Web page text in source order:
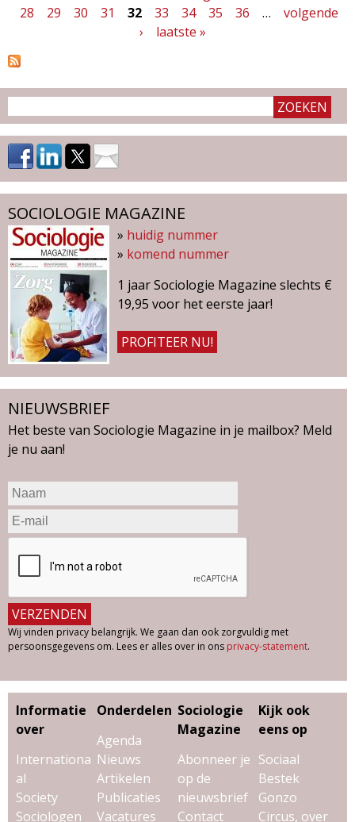
g
i
n
a
'
s
28
29 30 31 32 33 34 35 36 …
volgende
›
laatste »
SOCIOLOGIE MAGAZINE
» huidig nummer
» komend nummer
1 jaar Sociologie Magazine slechts €
19,95 voor het eerste jaar!
PROFITEER NU!
NIEUWSBRIEF
Het beste van Sociologie Magazine in je mailbox? Meld
je nu aan!
Wij vinden privacy belangrijk. We gaan dan ook zorgvuldig met
persoonsgegevens om. Lees er alles over in ons privacy-statement.
Informatie
over
Internationa
al
Society
Sociologen
Onderdelen
Agenda
Nieuws
Artikelen
Publicaties
Vacatures
Sociologie
Magazine
Abonneer je
op de
nieuwsbrief
Contact
Kijk ook
eens op
Sociaal
Bestek
Gonzo
Circus, over